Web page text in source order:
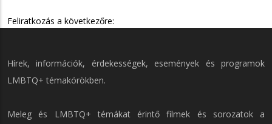
Feliratkozás a következőre:
Hírek, információk, érdekességek, események és programok
LMBTQ+ témakörökben.
Meleg és LMBTQ+ témákat érintő filmek és sorozatok a